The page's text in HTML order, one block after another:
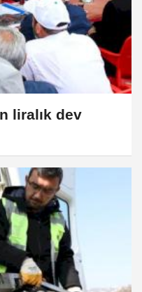
liralık dev